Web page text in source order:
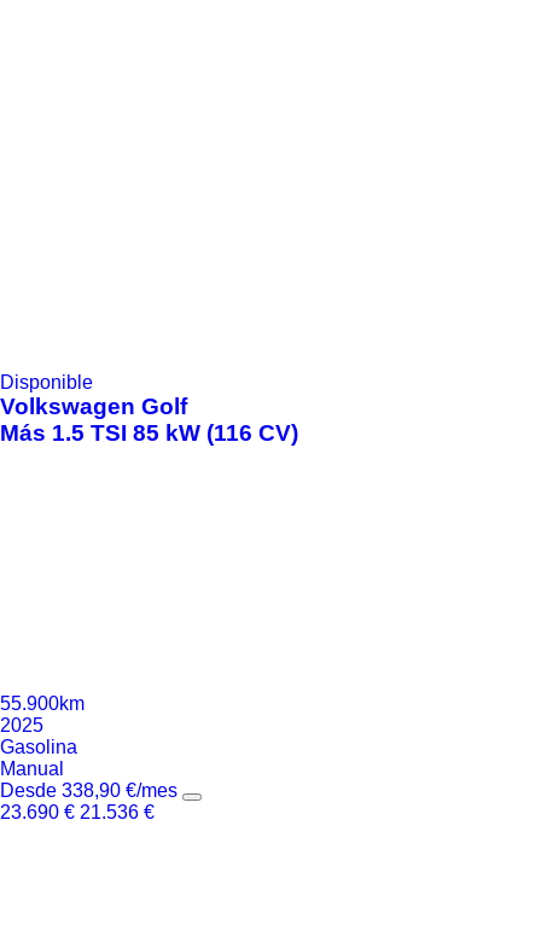
Disponible
Volkswagen Golf
Más 1.5 TSI 85 kW (116 CV)
55.900km
2025
Gasolina
Manual
Desde 338,90 €/mes
23.690 € 21.536 €